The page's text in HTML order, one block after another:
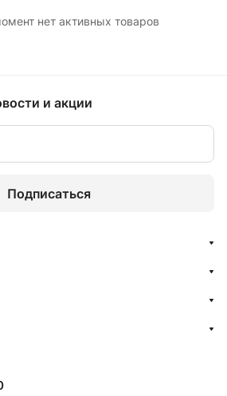
нет активных товаров
и акции
Подписаться